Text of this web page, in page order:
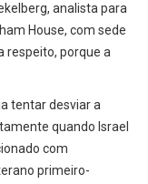
analista para
House, com sede
respeito, porque a
tentar desviar a
quando Israel
com
primeiro-